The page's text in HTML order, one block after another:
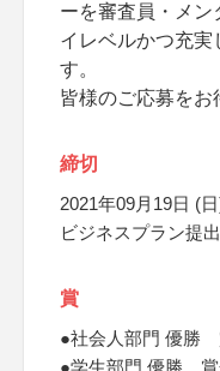
ーを審査員・メン
イレベルかつ充実
す。
皆様のご応募をお
締切
2021年09月19日 (
ビジネスプラン提
賞
●社会人部門 優勝
●学生部門 優勝 賞